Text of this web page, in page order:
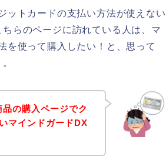
ットカードの支払い方法が使えない
らのページに訪れている人は、マ
を使って購入したい！と、思って
の購入ページでク
マインドガードDX